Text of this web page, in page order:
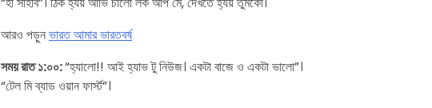
আর‌ও পড়ুনভারত আমার ভারতবর্ষ
সময় রাত ১:০০:“হ্যালো!! আই হ্যাভ টু নিউজ। একটা বাজে ও একটা ভালো”।
“টেল মি ব্যাড ওয়ান ফার্স্ট”।